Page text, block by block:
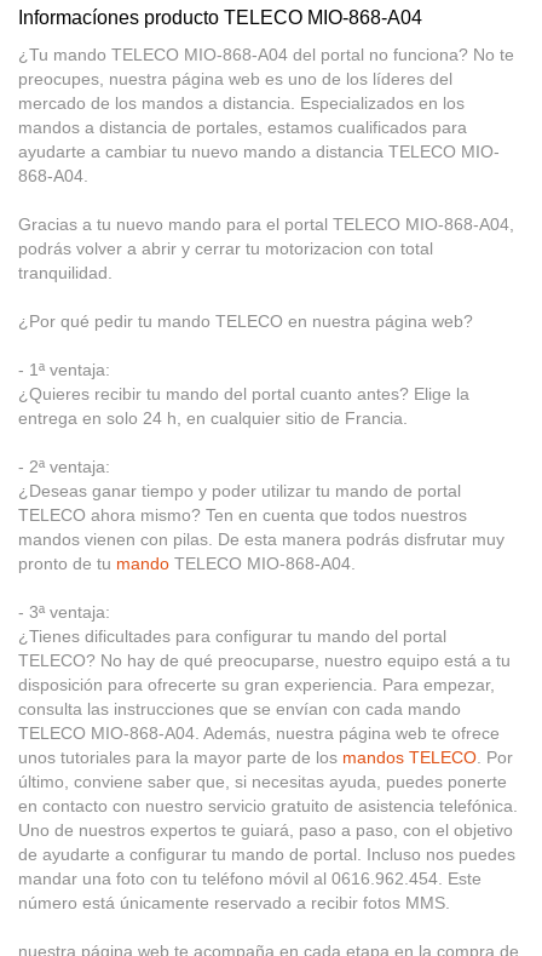
Informacíones producto TELECO MIO-868-A04
¿Tu mando TELECO MIO-868-A04 del portal no funciona? No te
preocupes, nuestra página web es uno de los líderes del
mercado de los mandos a distancia. Especializados en los
mandos a distancia de portales, estamos cualificados para
ayudarte a cambiar tu nuevo mando a distancia TELECO MIO-
868-A04.
Gracias a tu nuevo mando para el portal TELECO MIO-868-A04,
podrás volver a abrir y cerrar tu motorizacion con total
tranquilidad.
¿Por qué pedir tu mando TELECO en nuestra página web?
- 1ª ventaja:
¿Quieres recibir tu mando del portal cuanto antes? Elige la
entrega en solo 24 h, en cualquier sitio de Francia.
- 2ª ventaja:
¿Deseas ganar tiempo y poder utilizar tu mando de portal
TELECO ahora mismo? Ten en cuenta que todos nuestros
mandos vienen con pilas. De esta manera podrás disfrutar muy
pronto de tu mando TELECO MIO-868-A04.
- 3ª ventaja:
¿Tienes dificultades para configurar tu mando del portal
TELECO? No hay de qué preocuparse, nuestro equipo está a tu
disposición para ofrecerte su gran experiencia. Para empezar,
consulta las instrucciones que se envían con cada mando
TELECO MIO-868-A04. Además, nuestra página web te ofrece
unos tutoriales para la mayor parte de los mandos TELECO. Por
último, conviene saber que, si necesitas ayuda, puedes ponerte
en contacto con nuestro servicio gratuito de asistencia telefónica.
Uno de nuestros expertos te guiará, paso a paso, con el objetivo
de ayudarte a configurar tu mando de portal. Incluso nos puedes
mandar una foto con tu teléfono móvil al 0616.962.454. Este
número está únicamente reservado a recibir fotos MMS.
nuestra página web te acompaña en cada etapa en la compra de